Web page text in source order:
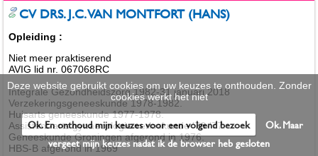
CV DRS. J.C. VAN MONTFORT (HANS)
Opleiding :
Niet meer praktiserend
AVIG lid nr. 067068RC
Integrale Gezondheidszorg 1982-31 januari 2018
Verzekeringsgeneeskunde 1978-1982.
Huisarts geneeskunde 1977-1978.
Assistent-arts gynaecologie verloskunde '76-'77.
Geneeskunde Groningen afgerond in 1976.
HBS-B afgerond in 1969
Deze website gebruikt cookies om uw keuzes te onthouden. Zonder
cookies werkt het niet
Ok. En onthoud mijn keuzes voor een volgend bezoek
Ok. Maar
vergeet mijn keuzes nadat ik de browser heb gesloten